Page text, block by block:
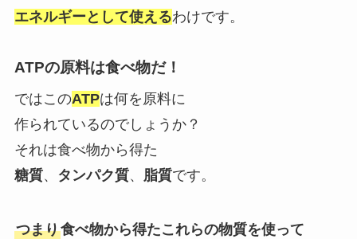
エネルギーとして使えるわけです。
ATPの原料は食べ物だ！
ではこのATPは何を原料に
作られているのでしょうか？
それは食べ物から得た
糖質、 タンパク質、 脂質です。
つまり食べ物から得たこれらの物質を使って